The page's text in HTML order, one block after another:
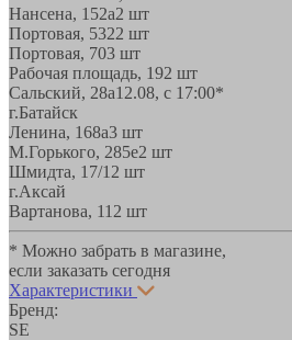
Нансена, 152а2 шт
Портовая, 5322 шт
Портовая, 703 шт
Рабочая площадь, 192 шт
Сальский, 28a12.08, с 17:00*
г.Батайск
Ленина, 168а3 шт
М.Горького, 285е2 шт
Шмидта, 17/1 2 шт
г.Аксай
Вартанова, 11 2 шт
* Можно забрать в магазине,
если заказать сегодня
Характеристики
Бренд:
SE